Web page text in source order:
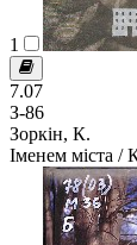
1
7.07
З-86
Зоркін, К.
Іменем міста /